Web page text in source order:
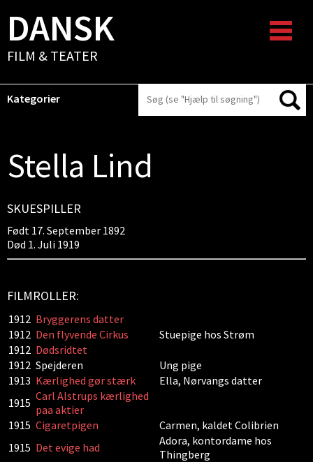
DANSK
FILM & TEATER
Kategorier
Stella Lind
SKUESPILLER
Født 17. September 1892
Død 1. Juli 1919
FILMROLLER:
1912 Bryggerens datter
1912 Den flyvende Cirkus
Stuepige hos Strøm
1912 Dødsridtet
1912 Spejderen
Ung pige
1913 Kærlighed gør stærk
Ella, Nørvangs datter
1915 Carl Alstrups kærlighed
paa aktier
1915 Cigaretpigen
Carmen, kaldet Colibrien
1915 Det evige had
Adora, kontordame hos
Thingberg